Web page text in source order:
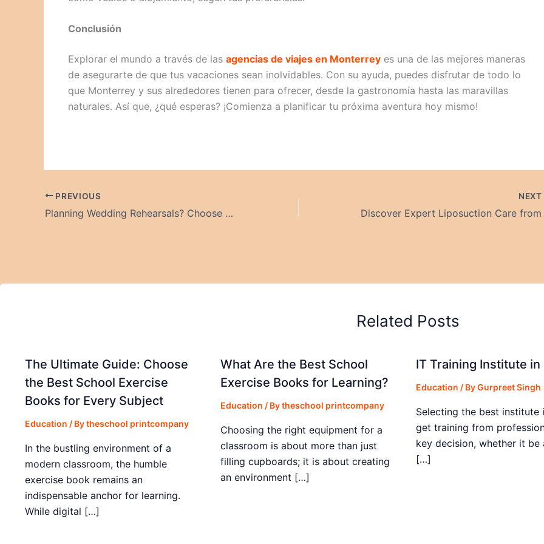
Conclusión
Explorar el mundo a través de las agencias de viajes en Monterrey es una de las mejores maneras
de asegurarte de que tus vacaciones sean inolvidables. Con su ayuda, puedes disfrutar de todo lo
que Monterrey y sus alrededores tienen para ofrecer, desde la gastronomía hasta las maravillas
naturales. Así que, ¿qué esperas? ¡Comienza a planificar tu próxima aventura hoy mismo!
PREVIOUS
Planning Wedding Rehearsals? Choose a Luxury Hotel in New Hope
NEXT
Related Posts
The Ultimate Guide: Choose
the Best School Exercise
Books for Every Subject
Education / Bytheschool printcompany
In the bustling environment of a
modern classroom, the humble
exercise book remains an
indispensable anchor for learning.
While digital […]
What Are the Best School
Exercise Books for Learning?
Education / Bytheschool printcompany
Choosing the right equipment for a
classroom is about more than just
filling cupboards; it is about creating
an environment […]
IT Training Institute in
Education / ByGurpreet Singh
Selecting the best institute
get training from
key decision, whether it be
[…]